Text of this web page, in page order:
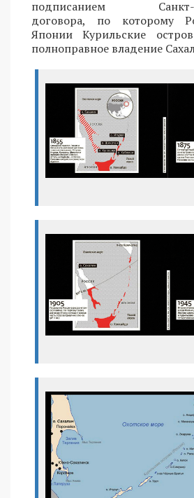
подписанием Санкт-
договора, по которому
Японии Курильские
полноправное владение